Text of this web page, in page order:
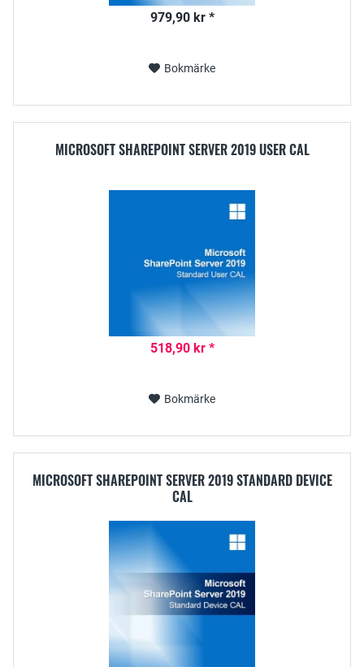
979,90 kr *
Bokmärke
MICROSOFT SHAREPOINT SERVER 2019 USER CAL
518,90 kr *
Bokmärke
MICROSOFT SHAREPOINT SERVER 2019 STANDARD DEVICE
CAL